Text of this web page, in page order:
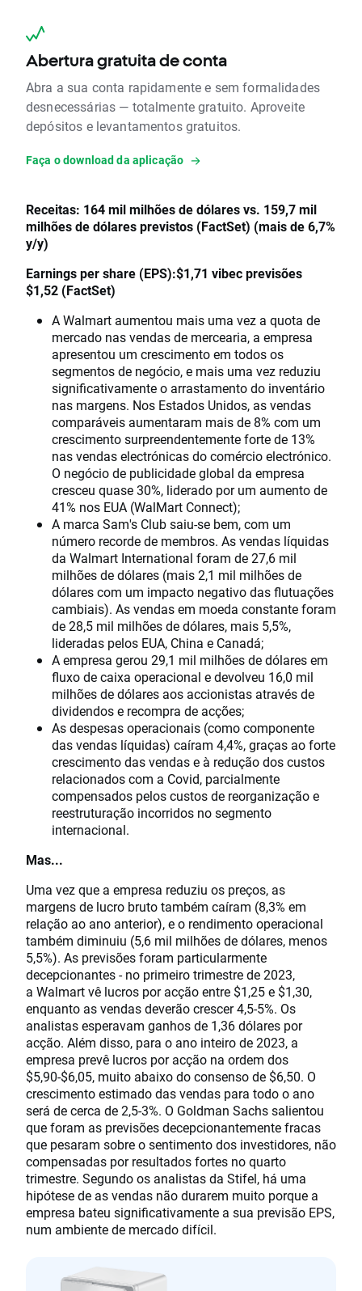
Abertura gratuita de conta
Abra a sua conta rapidamente e sem formalidades
desnecessárias — totalmente gratuito. Aproveite
depósitos e levantamentos gratuitos.
Faça o download da aplicação
Receitas: 164 mil milhões de dólares vs. 159,7 mil
milhões de dólares previstos (FactSet) (mais de 6,7%
y/y)
Earnings per share (EPS):$1,71 vibec previsões
$1,52 (FactSet)
A Walmart aumentou mais uma vez a quota de
mercado nas vendas de mercearia, a empresa
apresentou um crescimento em todos os
segmentos de negócio, e mais uma vez reduziu
significativamente o arrastamento do inventário
nas margens. Nos Estados Unidos, as vendas
comparáveis aumentaram mais de 8% com um
crescimento surpreendentemente forte de 13%
nas vendas electrónicas do comércio electrónico.
O negócio de publicidade global da empresa
cresceu quase 30%, liderado por um aumento de
41% nos EUA (WalMart Connect);
A marca Sam's Club saiu-se bem, com um
número recorde de membros. As vendas líquidas
da Walmart International foram de 27,6 mil
milhões de dólares (mais 2,1 mil milhões de
dólares com um impacto negativo das flutuações
cambiais). As vendas em moeda constante foram
de 28,5 mil milhões de dólares, mais 5,5%,
lideradas pelos EUA, China e Canadá;
A empresa gerou 29,1 mil milhões de dólares em
fluxo de caixa operacional e devolveu 16,0 mil
milhões de dólares aos accionistas através de
dividendos e recompra de acções;
As despesas operacionais (como componente
das vendas líquidas) caíram 4,4%, graças ao forte
crescimento das vendas e à redução dos custos
relacionados com a Covid, parcialmente
compensados pelos custos de reorganização e
reestruturação incorridos no segmento
internacional.
Mas...
Uma vez que a empresa reduziu os preços, as
margens de lucro bruto também caíram (8,3% em
relação ao ano anterior), e o rendimento operacional
também diminuiu (5,6 mil milhões de dólares, menos
5,5%). As previsões foram particularmente
decepcionantes - no primeiro trimestre de 2023,
a Walmart vê lucros por acção entre $1,25 e $1,30,
enquanto as vendas deverão crescer 4,5-5%. Os
analistas esperavam ganhos de 1,36 dólares por
acção. Além disso, para o ano inteiro de 2023, a
empresa prevê lucros por acção na ordem dos
$5,90-$6,05, muito abaixo do consenso de $6,50. O
crescimento estimado das vendas para todo o ano
será de cerca de 2,5-3%. O Goldman Sachs salientou
que foram as previsões decepcionantemente fracas
que pesaram sobre o sentimento dos investidores, não
compensadas por resultados fortes no quarto
trimestre. Segundo os analistas da Stifel, há uma
hipótese de as vendas não durarem muito porque a
empresa bateu significativamente a sua previsão EPS,
num ambiente de mercado difícil.